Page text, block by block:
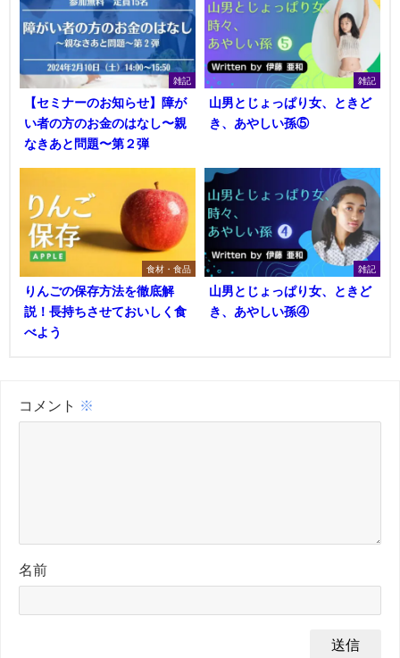
雑記
【セミナーのお知らせ】障が
い者の⽅のお⾦のはなし〜親
なきあと問題〜第２弾
雑記
山男とじょっぱり女、ときど
き、あやしい孫⑤
食材・食品
りんごの保存方法を徹底解
説！長持ちさせておいしく食
べよう
雑記
山男とじょっぱり女、ときど
き、あやしい孫④
コメント ※
名前